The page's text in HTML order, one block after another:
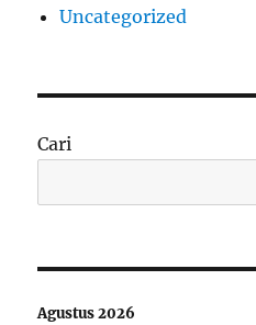
Uncategorized
Cari
Agustus 2026